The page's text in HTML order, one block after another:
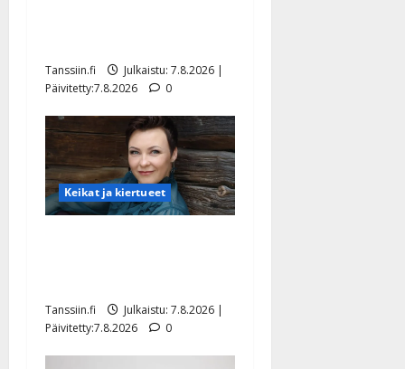
Tanssiin.fi
Julkaistu: 7.8.2026 |
Päivitetty:7.8.2026
0
Keikat ja kiertueet
Tanssiin.fi
Julkaistu: 7.8.2026 |
Päivitetty:7.8.2026
0